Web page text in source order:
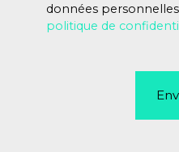
données
politique de